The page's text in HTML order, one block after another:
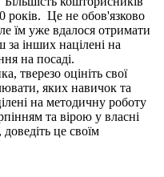
років. Це не обов'язково
їм уже вдалося отримати
за інших націлені на
на посаді.
тверезо оцініть свої
яких навичок та
на методичну роботу
та вірою у власні
це своїм